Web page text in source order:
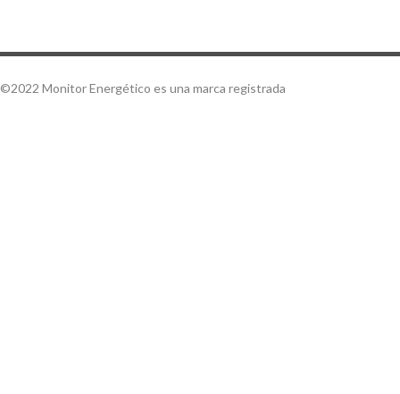
©2022 Monitor Energético es una marca registrada